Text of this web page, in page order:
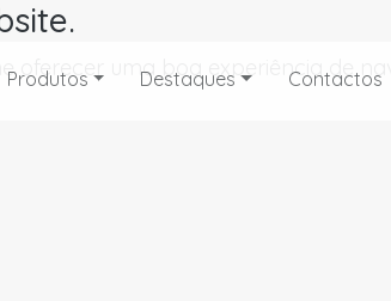
oferecer uma boa experiência de
Produtos Destaques Contactos